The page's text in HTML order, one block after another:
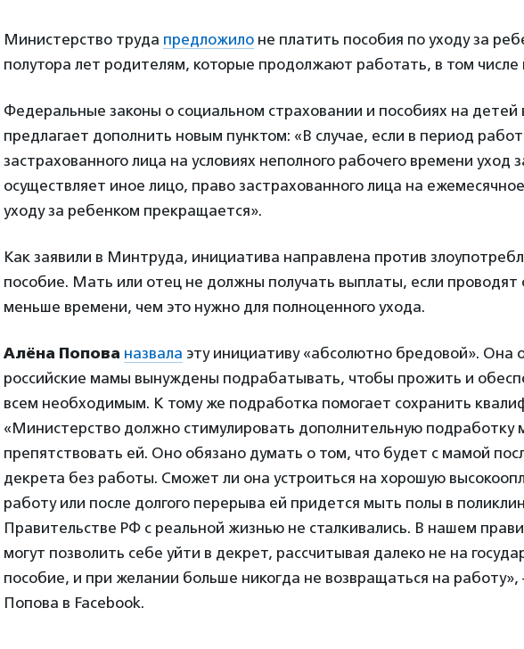
Министерство труда предложило не платить пособия по уходу за
полутора лет родителям, которые продолжают работать, в том
Федеральные законы о социальном страховании и пособиях на детей
предлагает дополнить новым пунктом: «В случае, если в период
застрахованного лица на условиях неполного рабочего времени уход
осуществляет иное лицо, право застрахованного лица на
уходу за ребенком прекращается».
Как заявили в Минтруда, инициатива направлена против
пособие. Мать или отец не должны получать выплаты, если проводят
меньше времени, чем это нужно для полноценного ухода.
Алёна Попова назвала эту инициативу «абсолютно бредовой». Она
российские мамы вынуждены подрабатывать, чтобы прожить и
всем необходимым. К тому же подработка помогает сохранить
«Министерство должно стимулировать дополнительную подработку
препятствовать ей. Оно обязано думать о том, что будет с мамой
декрета без работы. Сможет ли она устроиться на хорошую
работу или после долгого перерыва ей придется мыть полы в
Правительстве РФ с реальной жизнью не сталкивались. В нашем
могут позволить себе уйти в декрет, рассчитывая далеко не на
пособие, и при желании больше никогда не возвращаться на
Попова в Facebook.